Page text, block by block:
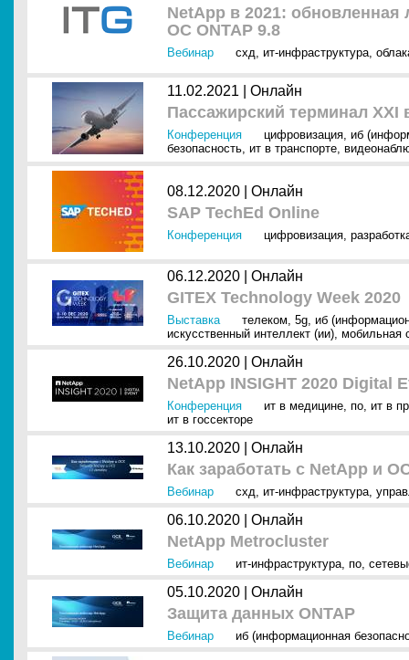
NetApp в 2021:
ОС ONTAP 9.8
Вебинар схд, ит-инфраструктура,
11.02.2021 | Онлайн
Пассажирский терминал XXI
Конференция цифровизация, иб
безопасность, ит в транспорте,
08.12.2020 | Онлайн
SAP TechEd Online
Конференция цифровизация,
06.12.2020 | Онлайн
GITEX Technology Week 2020
Выставка телеком, 5g, иб
искусственный интеллект (ии), мобильная
26.10.2020 | Онлайн
NetApp INSIGHT 2020 Digital
Конференция ит в медицине, по, ит в
ит в госсекторе
13.10.2020 | Онлайн
Как заработать с NetApp и
Вебинар схд, ит-инфраструктура,
06.10.2020 | Онлайн
NetApp Metrocluster
Вебинар ит-инфраструктура, по,
05.10.2020 | Онлайн
Защита данных ONTAP
Вебинар иб (информационная